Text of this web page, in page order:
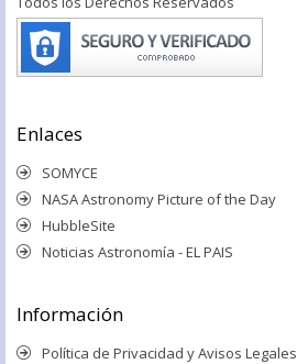
Enlaces
SOMYCE
NASA Astronomy Picture of the Day
HubbleSite
Noticias Astronomía - EL PAIS
Información
Política de Privacidad y Avisos Legales